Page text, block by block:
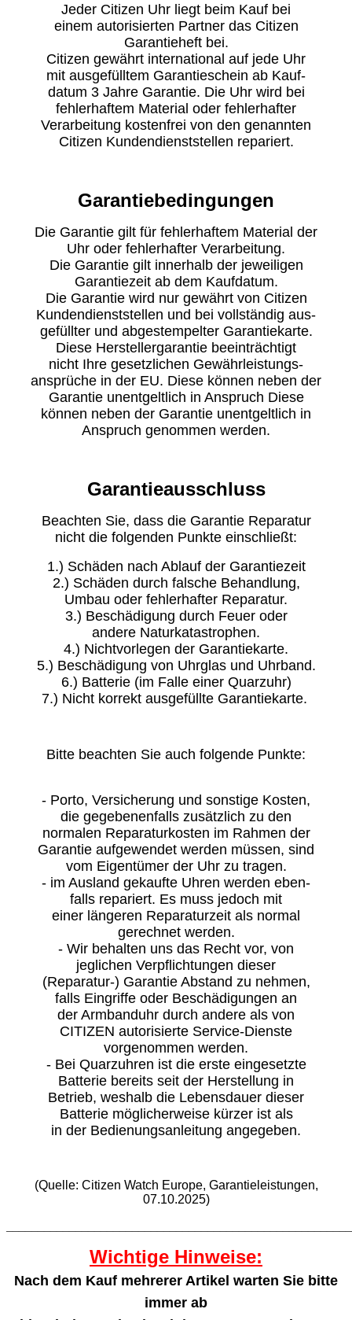
Jeder Citizen Uhr liegt beim Kauf bei
einem autorisierten Partner das Citizen
Garantieheft bei.
Citizen gewährt international auf jede Uhr
mit ausgefülltem Garantieschein ab Kauf-
datum 3 Jahre Garantie. Die Uhr wird bei
fehlerhaftem Material oder fehlerhafter
Verarbeitung kostenfrei von den genannten
Citizen Kundendienststellen repariert.
Garantiebedingungen
Die Garantie gilt für fehlerhaftem Material der
Uhr oder fehlerhafter Verarbeitung.
Die Garantie gilt innerhalb der jeweiligen
Garantiezeit ab dem Kaufdatum.
Die Garantie wird nur gewährt von Citizen
Kundendienststellen und bei vollständig aus-
gefüllter und abgestempelter Garantiekarte.
Diese Herstellergarantie beeinträchtigt
nicht Ihre gesetzlichen Gewährleistungs-
ansprüche in der EU. Diese können neben der
Garantie unentgeltlich in Anspruch Diese
können neben der Garantie unentgeltlich in
Anspruch genommen werden.
Garantieausschluss
Beachten Sie, dass die Garantie Reparatur
nicht die folgenden Punkte einschließt:
1.) Schäden nach Ablauf der Garantiezeit
2.) Schäden durch falsche Behandlung,
Umbau oder fehlerhafter Reparatur.
3.) Beschädigung durch Feuer oder
andere Naturkatastrophen.
4.) Nichtvorlegen der Garantiekarte.
5.) Beschädigung von Uhrglas und Uhrband.
6.) Batterie (im Falle einer Quarzuhr)
7.) Nicht korrekt ausgefüllte Garantiekarte.
Bitte beachten Sie auch folgende Punkte:
- Porto, Versicherung und sonstige Kosten,
die gegebenenfalls zusätzlich zu den
normalen Reparaturkosten im Rahmen der
Garantie aufgewendet werden müssen, sind
vom Eigentümer der Uhr zu tragen.
- im Ausland gekaufte Uhren werden eben-
falls repariert. Es muss jedoch mit
einer längeren Reparaturzeit als normal
gerechnet werden.
- Wir behalten uns das Recht vor, von
jeglichen Verpflichtungen dieser
(Reparatur-) Garantie Abstand zu nehmen,
falls Eingriffe oder Beschädigungen an
der Armbanduhr durch andere als von
CITIZEN autorisierte Service-Dienste
vorgenommen werden.
- Bei Quarzuhren ist die erste eingesetzte
Batterie bereits seit der Herstellung in
Betrieb, weshalb die Lebensdauer dieser
Batterie möglicherweise kürzer ist als
in der Bedienungsanleitung angegeben.
(Quelle: Citizen Watch Europe, Garantieleistungen,
07.10.2025)
Wichtige Hinweise:
Nach dem Kauf mehrerer Artikel warten Sie bitte
immer ab